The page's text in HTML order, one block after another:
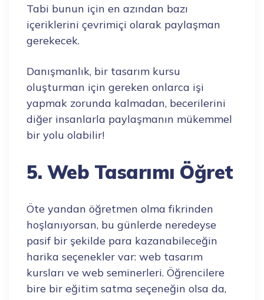
Tabi bunun için en azından bazı
içeriklerini çevrimiçi olarak paylaşman
gerekecek.
Danışmanlık, bir tasarım kursu
oluşturman için gereken onlarca işi
yapmak zorunda kalmadan, becerilerini
diğer insanlarla paylaşmanın mükemmel
bir yolu olabilir!
5. Web Tasarımı Öğret
Öte yandan öğretmen olma fikrinden
hoşlanıyorsan, bu günlerde neredeyse
pasif bir şekilde para kazanabileceğin
harika seçenekler var: web tasarım
kursları ve web seminerleri. Öğrencilere
bire bir eğitim satma seçeneğin olsa da,